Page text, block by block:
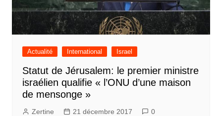
Actualité International Israel
Statut de Jérusalem: le premier ministre
israélien qualifie « l’ONU d’une maison
de mensonge »
Zertine 21 décembre 2017 0